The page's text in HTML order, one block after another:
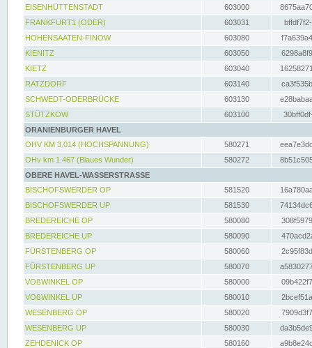
EISENHÜTTENSTADT
603000
FRANKFURT1 (ODER)
603031
HOHENSAATEN-FINOW
603080
KIENITZ
603050
KIETZ
603040
RATZDORF
603140
SCHWEDT-ODERBRÜCKE
603130
STÜTZKOW
603100
ORANIENBURGER HAVEL
OHV KM 3.014 (HOCHSPANNUNG)
580271
OHv km 1.467 (Blaues Wunder)
580272
OBERE HAVEL-WASSERSTRASSE
BISCHOFSWERDER OP
581520
BISCHOFSWERDER UP
581530
BREDEREICHE OP
580080
BREDEREICHE UP
580090
FÜRSTENBERG OP
580060
FÜRSTENBERG UP
580070
VOßWINKEL OP
580000
VOßWINKEL UP
580010
WESENBERG OP
580020
WESENBERG UP
580030
ZEHDENICK OP
580160